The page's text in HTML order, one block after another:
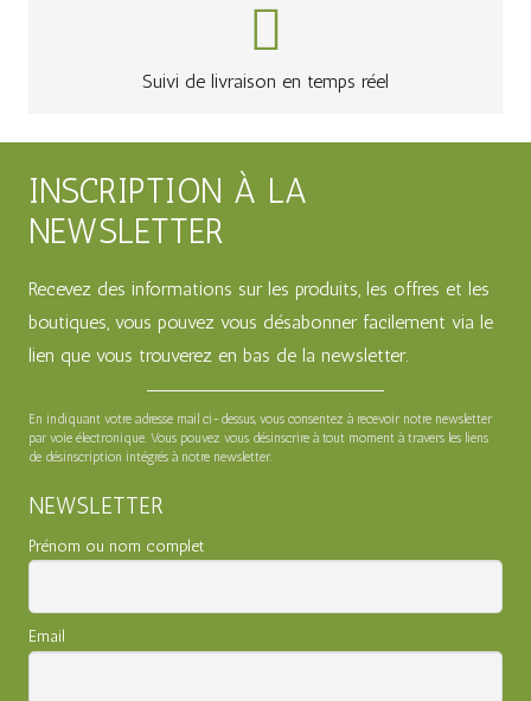
Suivi de livraison en temps réel
INSCRIPTION À LA
NEWSLETTER
Recevez des informations sur les produits, les offres et les
boutiques, vous pouvez vous désabonner facilement via le
lien que vous trouverez en bas de la newsletter.
En indiquant votre adresse mail ci-dessus, vous consentez à recevoir notre newsletter
par voie électronique. Vous pouvez vous désinscrire à tout moment à travers les liens
de désinscription intégrés à notre newsletter.
NEWSLETTER
Prénom ou nom complet
Email